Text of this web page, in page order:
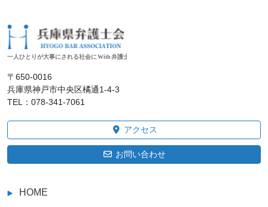
〒650‐0016
兵庫県神戸市中央区橘通1-4-3
TEL：078-341-7061
アクセス
お問い合わせ
HOME